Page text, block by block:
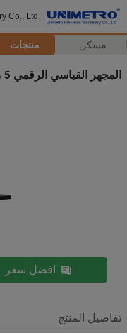
Co., Ltd
مسكن منتجات
المجهر القياسي الرقمي 5 ميجابايت مع وظيفة التركيز التلقائي
افضل سعر
تفاصيل المنتج